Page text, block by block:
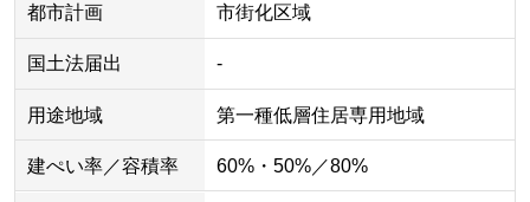
都市計画 市街化区域
国土法届出 -
用途地域 第一種低層住居専用地域
建ぺい率／容積率 60%・50%／80%